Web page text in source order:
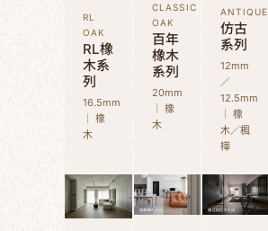
RL
OAK
RL橡
木系
列
16.5mm
｜ 橡
木
CLASSIC
OAK
百年
橡木
系列
20mm
｜ 橡
木
ANTIQUE
仿古
系列
12mm
／
12.5mm
｜ 橡
木／楓
樺